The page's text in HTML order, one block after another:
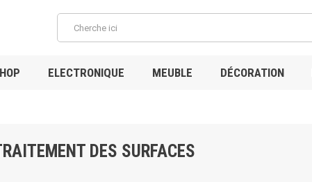
ELECTRONIQUE MEUBLE DÉCORATION
DES SURFACES